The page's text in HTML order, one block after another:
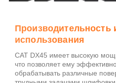
Производительность
использования
CAT DX45 имеет высокую
что позволяет ему
обрабатывать различные